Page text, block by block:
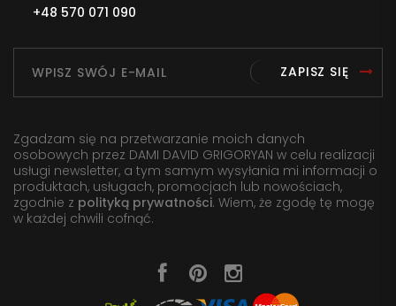
+48 570 071 090
ZAPISZ SIĘ
Zgadzam się na przetwarzanie moich danych
osobowych przez DAMI DAVID GRIGORYAN w celu realizacji
usługi newsletter, a tym samym wysyłania mi informacji o
produktach, usługach, promocjach lub nowościach,
zgodnie z polityką prywatności. Wiem, że zgodę tę mogę
w każdej chwili cofnąć.